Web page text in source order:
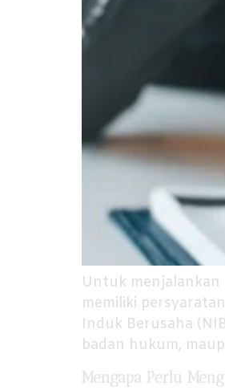
Untuk menjalankan
memiliki
Induk Berusaha
badan hukum,
Mengapa Perlu